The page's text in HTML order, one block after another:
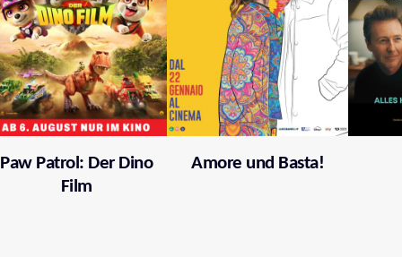
Paw Patrol: Der Dino
Film
Amore und Basta!